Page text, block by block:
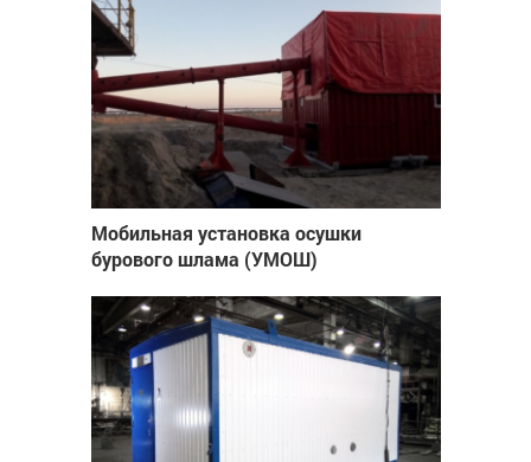
Мобильная установка осушки
бурового шлама (УМОШ)